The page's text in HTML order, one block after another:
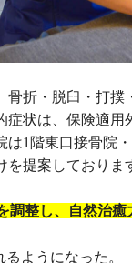
折・脱臼・打撲
症状は、保険適
は1階東口接骨院
提案しておりま
調整し、自然治癒
ようになった。